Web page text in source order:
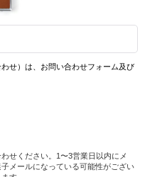
せ）は、お問い合わせフォーム及び
せください。1〜3営業日以内にメ
メールになっている可能性がござい